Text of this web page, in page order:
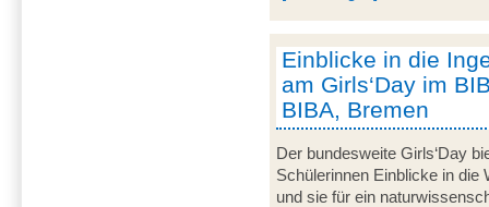
Einblicke in die
am Girls‘Day im
BIBA, Bremen
Der bundesweite Girls‘Day
Schülerinnen Einblicke in die
und sie für ein